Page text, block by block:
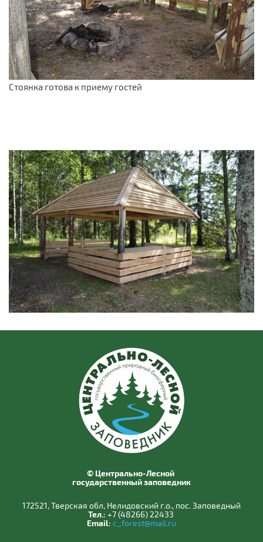
Стоянка готова к приему гостей
© Центрально-Лесной
государственный заповедник
172521, Тверская обл, Нелидовский г.о., пос. Заповедный
Тел.: +7 (48266) 22433
Email: c_forest@mail.ru